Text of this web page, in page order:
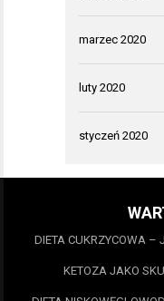
marzec 2020
luty 2020
styczeń 2020
DIETA CUKRZYCOWA –
KETOZA JAKO